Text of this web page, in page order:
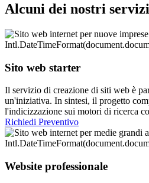
Alcuni dei nostri servizi
Sito web starter
Il servizio di creazione di siti web è
un'iniziativa. In sintesi, il progetto
l'indicizzazione sui motori di ricerca
Richiedi Preventivo
Website professionale